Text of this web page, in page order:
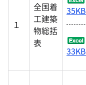
１
全国着
工建築
物総括
表
35KB
33KB